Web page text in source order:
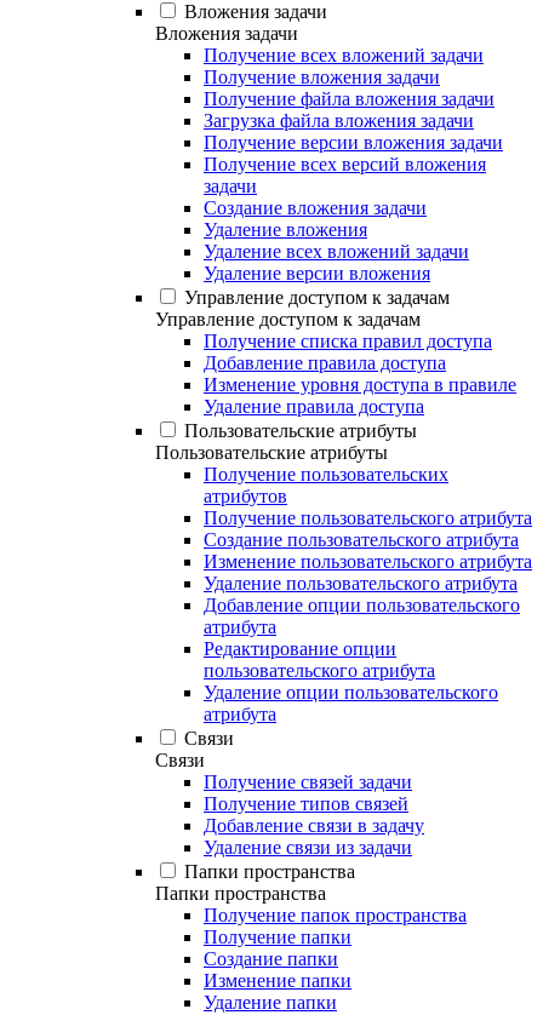
Вложения задачи
Вложения задачи
Получение всех вложений задачи
Получение вложения задачи
Получение файла вложения задачи
Загрузка файла вложения задачи
Получение версии вложения задачи
Получение всех версий вложения
задачи
Создание вложения задачи
Удаление вложения
Удаление всех вложений задачи
Удаление версии вложения
Управление доступом к задачам
Управление доступом к задачам
Получение списка правил доступа
Добавление правила доступа
Изменение уровня доступа в правиле
Удаление правила доступа
Пользовательские атрибуты
Пользовательские атрибуты
Получение пользовательских
атрибутов
Получение пользовательского атрибута
Создание пользовательского атрибута
Изменение пользовательского атрибута
Удаление пользовательского атрибута
Добавление опции пользовательского
атрибута
Редактирование опции
пользовательского атрибута
Удаление опции пользовательского
атрибута
Связи
Связи
Получение связей задачи
Получение типов связей
Добавление связи в задачу
Удаление связи из задачи
Папки пространства
Папки пространства
Получение папок пространства
Получение папки
Создание папки
Изменение папки
Удаление папки